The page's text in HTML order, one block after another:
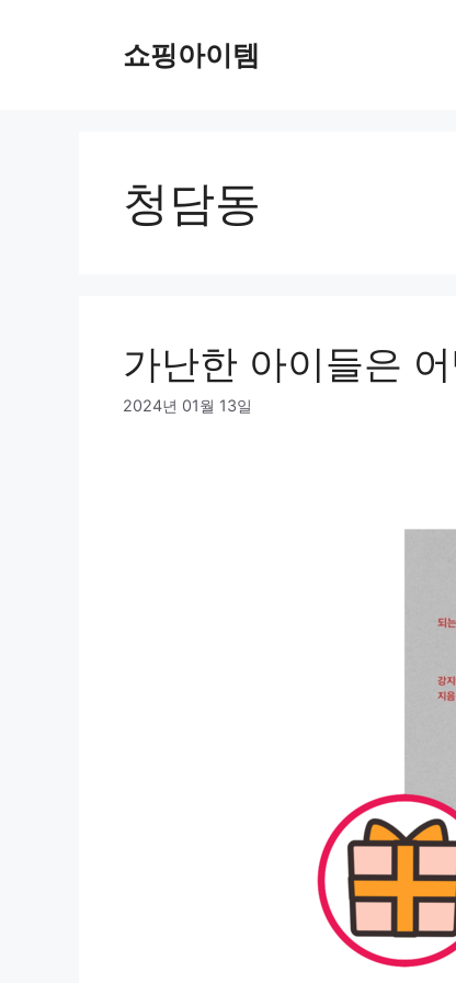
쇼핑아이템
청담동
가난한 아이들은
2024년 01월 13일